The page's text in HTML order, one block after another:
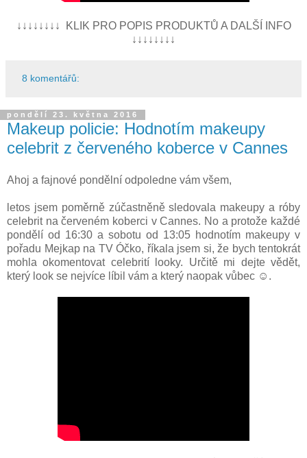
↓↓↓↓↓↓↓↓ KLIK PRO POPIS PRODUKTŮ A DALŠÍ INFO
↓↓↓↓↓↓↓↓
8 komentářů:
pondělí 23. května 2016
Makeup policie: Hodnotím makeupy
celebrit z červeného koberce v Cannes
Ahoj a fajnové pondělní odpoledne vám všem,
letos jsem poměrně zúčastněně sledovala makeupy a róby
celebrit na červeném koberci v Cannes. No a protože každé
pondělí od 16:30 a sobotu od 13:05 hodnotím makeupy v
pořadu Mejkap na TV Óčko, říkala jsem si, že bych tentokrát
mohla okomentovat celebrití looky. Určitě mi dejte vědět,
který look se nejvíce líbil vám a který naopak vůbec ☺.